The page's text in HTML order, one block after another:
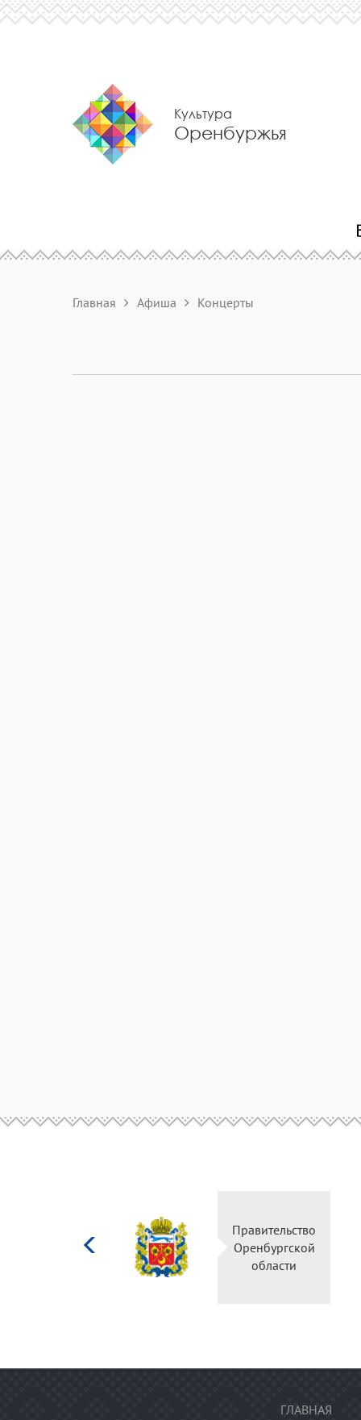
Культура
Оренбуржья
Главная Афиша Концерты
Министерство
культуры
Российской
федерации
ГЛАВНАЯ